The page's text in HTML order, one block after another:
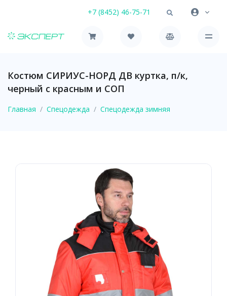
+7 (8452) 46-75-71
Костюм СИРИУС-НОРД ДВ куртка, п/к,
черный с красным и СОП
Главная Спецодежда Спецодежда зимняя